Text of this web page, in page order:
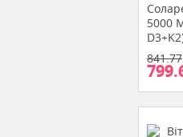
5000
841.77